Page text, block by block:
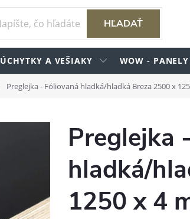
HĽADAŤ
ÚCHYTKY A VEŠIAKY WOW -
Preglejka - Fóliovaná hladká/hladká Breza 2500 x
Preglejka
hladká/
1250 x 4